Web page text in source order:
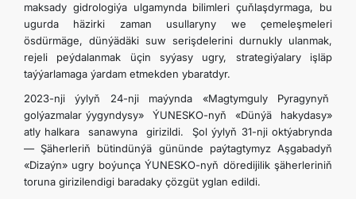
maksady gidrologiýa ulgamynda bilimleri çuňlaşdyrmaga, bu
ugurda häzirki zaman usullaryny we çemeleşmeleri
ösdürmäge, dünýädäki suw serişdelerini durnukly ulanmak,
rejeli peýdalanmak üçin syýasy ugry, strategiýalary işläp
taýýarlamaga ýardam etmekden ybaratdyr.
2023-nji ýylyň 24-nji maýynda «Magtymguly Pyragynyň
golýazmalar ýygyndysy» ÝUNESKO-nyň «Dünýä hakydasy»
atly halkara sanawyna girizildi. Şol ýylyň 31-nji oktýabrynda
— Şäherleriň bütindünýä gününde paýtagtymyz Aşgabadyň
«Dizaýn» ugry boýunça ÝUNESKO-nyň döredijilik şäherleriniň
toruna girizilendigi baradaky çözgüt yglan edildi.